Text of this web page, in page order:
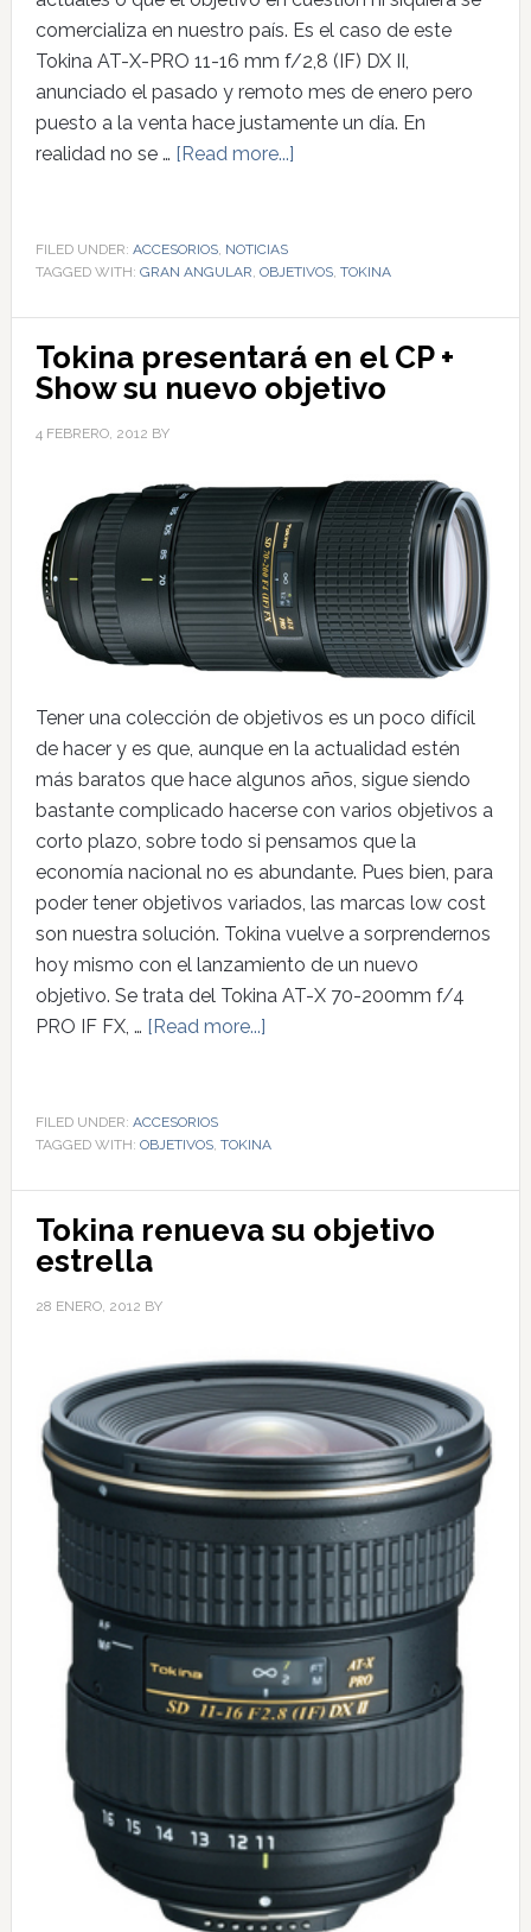
comercializa en nuestro país. Es el caso de este
Tokina AT-X-PRO 11-16 mm f/2,8 (IF) DX II,
anunciado el pasado y remoto mes de enero pero
puesto a la venta hace justamente un día. En
realidad no se … [Read more...]
FILED UNDER: ACCESORIOS, NOTICIAS
TAGGED WITH: GRAN ANGULAR, OBJETIVOS, TOKINA
Tokina presentará en el CP +
Show su nuevo objetivo
4 FEBRERO, 2012 BY
Tener una colección de objetivos es un poco difícil
de hacer y es que, aunque en la actualidad estén
más baratos que hace algunos años, sigue siendo
bastante complicado hacerse con varios objetivos a
corto plazo, sobre todo si pensamos que la
economía nacional no es abundante. Pues bien, para
poder tener objetivos variados, las marcas low cost
son nuestra solución. Tokina vuelve a sorprendernos
hoy mismo con el lanzamiento de un nuevo
objetivo. Se trata del Tokina AT-X 70-200mm f/4
PRO IF FX, … [Read more...]
FILED UNDER: ACCESORIOS
TAGGED WITH: OBJETIVOS, TOKINA
Tokina renueva su objetivo
estrella
28 ENERO, 2012 BY